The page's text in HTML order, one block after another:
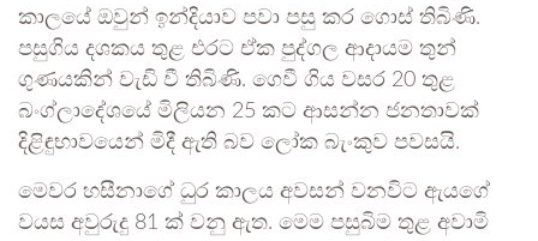
කාලයේ ඔවුන් ඉන්දියාව පවා පසු කර ගොස් තිබිණි.
පසුගිය දශකය තුළ එරට ඒක පුද්ගල ආදායම තුන්
ගුණයකින් වැඩි වී තිබිණි. ගෙවී ගිය වසර 20 තුළ
බංග්ලාදේශයේ මිලියන 25 කට ආසන්න ජනතාවක්
දිළිඳුභාවයෙන් මිදී ඇති බව ලෝක බැංකුව පවසයි.
මෙවර හසීනාගේ ධුර කාලය අවසන් වනවිට ඇයගේ
වයස අවුරුදු 81 ක් වනු ඇත. මෙම පසුබිම තුළ අවාමි